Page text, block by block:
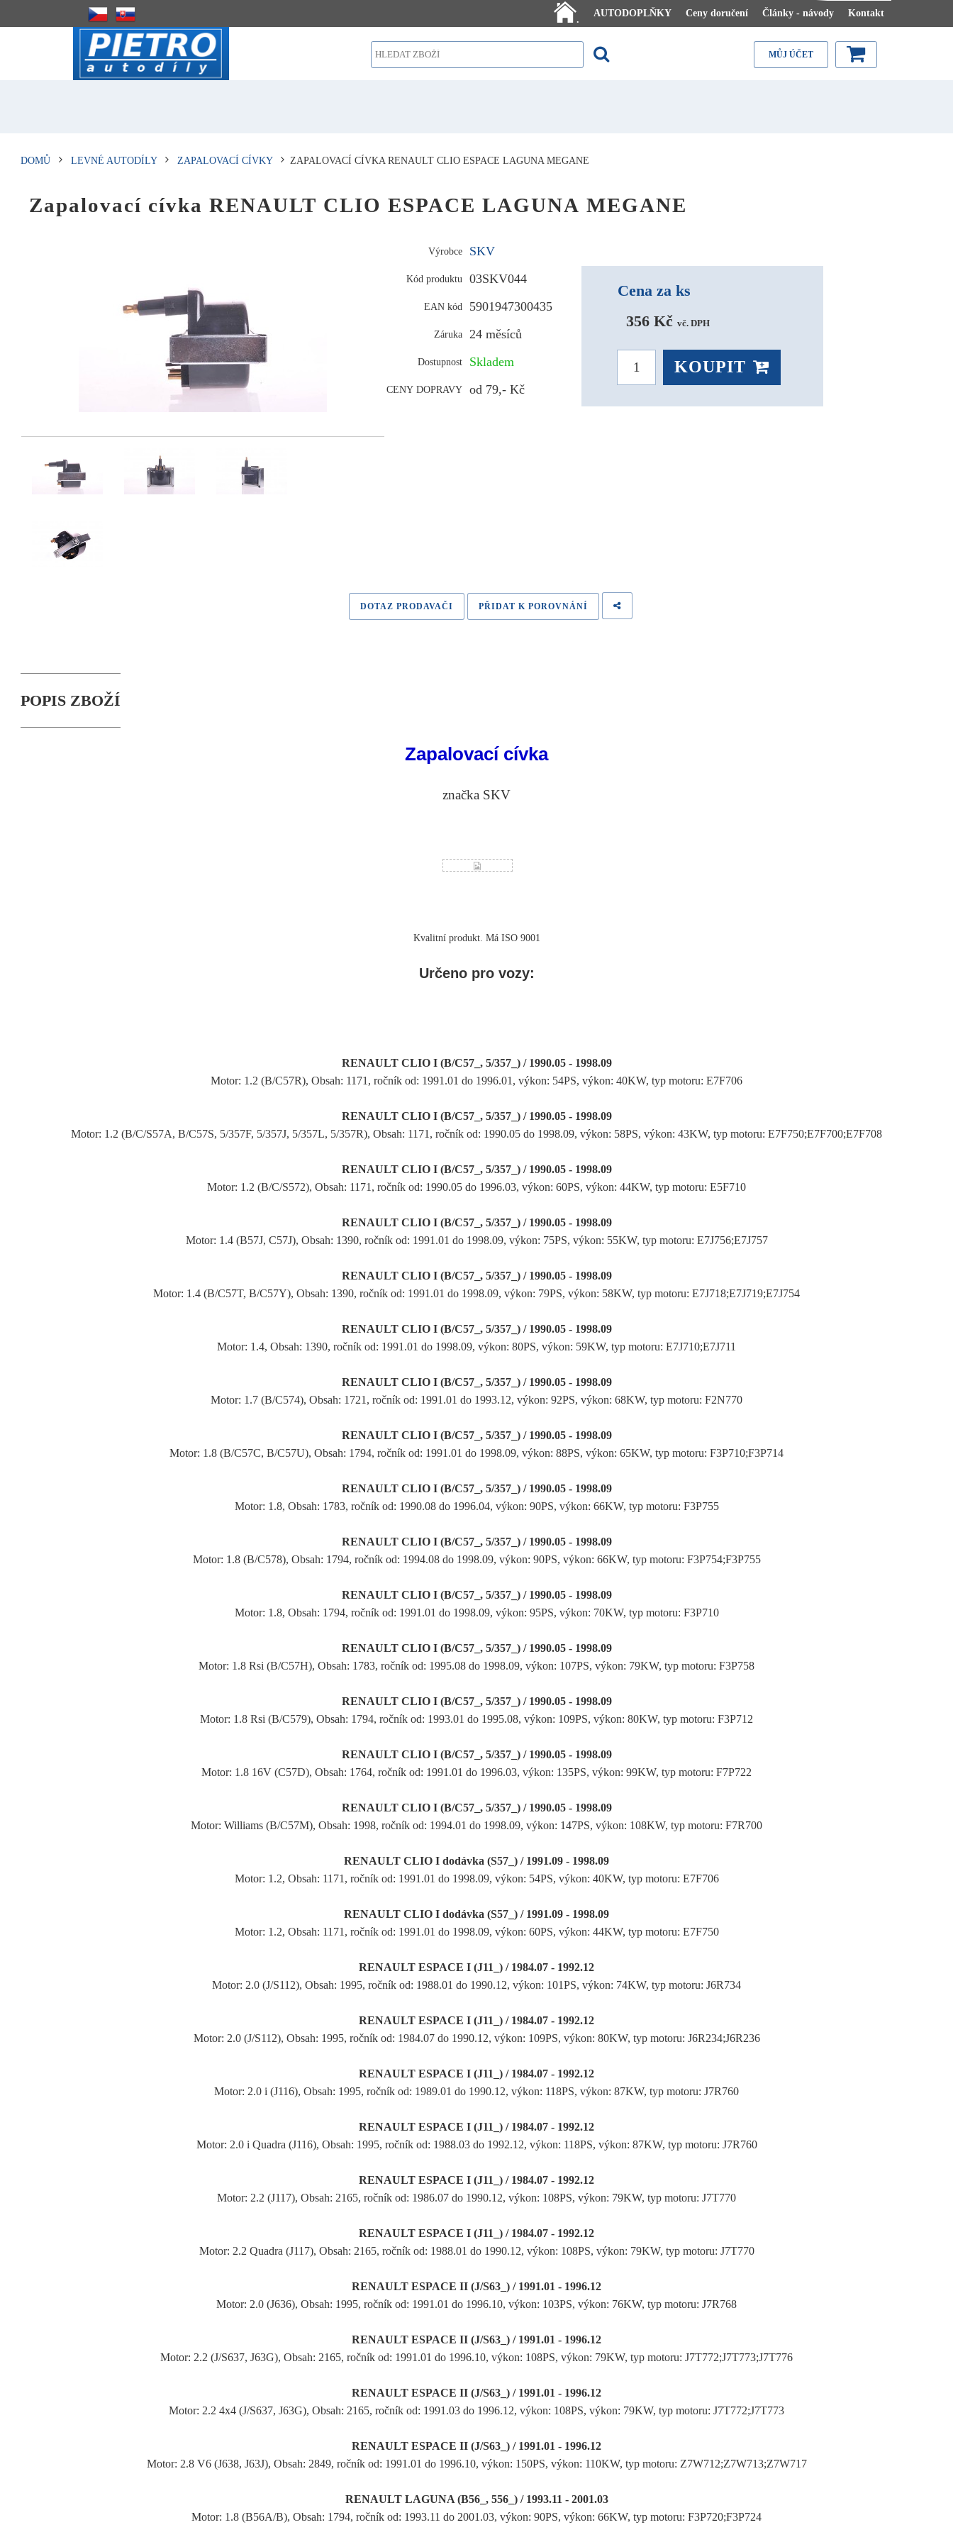
.
AUTODOPLŇKY Ceny doručení Články - návody Kontakt
MŮJ ÚČET
DOMŮ LEVNÉ AUTODÍLY ZAPALOVACÍ CÍVKY ZAPALOVACÍ CÍVKA RENAULT CLIO ESPACE LAGUNA MEGANE
Zapalovací cívka RENAULT CLIO ESPACE LAGUNA MEGANE
Výrobce SKV
Kód produktu 03SKV044
EAN kód 5901947300435
Záruka 24 měsíců
Dostupnost Skladem
CENY DOPRAVY od 79,- Kč
Cena za ks
356 Kč vč. DPH
KOUPIT
DOTAZ PRODAVAČI PŘIDAT K POROVNÁNÍ
POPIS ZBOŽÍ
Zapalovací cívka
značka SKV
Kvalitní produkt. Má ISO 9001
Určeno pro vozy:
RENAULT CLIO I (B/C57_, 5/357_) / 1990.05 - 1998.09
Motor: 1.2 (B/C57R), Obsah: 1171, ročník od: 1991.01 do 1996.01, výkon: 54PS, výkon: 40KW, typ motoru: E7F706
RENAULT CLIO I (B/C57_, 5/357_) / 1990.05 - 1998.09
Motor: 1.2 (B/C/S57A, B/C57S, 5/357F, 5/357J, 5/357L, 5/357R), Obsah: 1171, ročník od: 1990.05 do 1998.09, výkon: 58PS, výkon: 43KW, typ motoru: E7F750;E7F700;E7F708
RENAULT CLIO I (B/C57_, 5/357_) / 1990.05 - 1998.09
Motor: 1.2 (B/C/S572), Obsah: 1171, ročník od: 1990.05 do 1996.03, výkon: 60PS, výkon: 44KW, typ motoru: E5F710
RENAULT CLIO I (B/C57_, 5/357_) / 1990.05 - 1998.09
Motor: 1.4 (B57J, C57J), Obsah: 1390, ročník od: 1991.01 do 1998.09, výkon: 75PS, výkon: 55KW, typ motoru: E7J756;E7J757
RENAULT CLIO I (B/C57_, 5/357_) / 1990.05 - 1998.09
Motor: 1.4 (B/C57T, B/C57Y), Obsah: 1390, ročník od: 1991.01 do 1998.09, výkon: 79PS, výkon: 58KW, typ motoru: E7J718;E7J719;E7J754
RENAULT CLIO I (B/C57_, 5/357_) / 1990.05 - 1998.09
Motor: 1.4, Obsah: 1390, ročník od: 1991.01 do 1998.09, výkon: 80PS, výkon: 59KW, typ motoru: E7J710;E7J711
RENAULT CLIO I (B/C57_, 5/357_) / 1990.05 - 1998.09
Motor: 1.7 (B/C574), Obsah: 1721, ročník od: 1991.01 do 1993.12, výkon: 92PS, výkon: 68KW, typ motoru: F2N770
RENAULT CLIO I (B/C57_, 5/357_) / 1990.05 - 1998.09
Motor: 1.8 (B/C57C, B/C57U), Obsah: 1794, ročník od: 1991.01 do 1998.09, výkon: 88PS, výkon: 65KW, typ motoru: F3P710;F3P714
RENAULT CLIO I (B/C57_, 5/357_) / 1990.05 - 1998.09
Motor: 1.8, Obsah: 1783, ročník od: 1990.08 do 1996.04, výkon: 90PS, výkon: 66KW, typ motoru: F3P755
RENAULT CLIO I (B/C57_, 5/357_) / 1990.05 - 1998.09
Motor: 1.8 (B/C578), Obsah: 1794, ročník od: 1994.08 do 1998.09, výkon: 90PS, výkon: 66KW, typ motoru: F3P754;F3P755
RENAULT CLIO I (B/C57_, 5/357_) / 1990.05 - 1998.09
Motor: 1.8, Obsah: 1794, ročník od: 1991.01 do 1998.09, výkon: 95PS, výkon: 70KW, typ motoru: F3P710
RENAULT CLIO I (B/C57_, 5/357_) / 1990.05 - 1998.09
Motor: 1.8 Rsi (B/C57H), Obsah: 1783, ročník od: 1995.08 do 1998.09, výkon: 107PS, výkon: 79KW, typ motoru: F3P758
RENAULT CLIO I (B/C57_, 5/357_) / 1990.05 - 1998.09
Motor: 1.8 Rsi (B/C579), Obsah: 1794, ročník od: 1993.01 do 1995.08, výkon: 109PS, výkon: 80KW, typ motoru: F3P712
RENAULT CLIO I (B/C57_, 5/357_) / 1990.05 - 1998.09
Motor: 1.8 16V (C57D), Obsah: 1764, ročník od: 1991.01 do 1996.03, výkon: 135PS, výkon: 99KW, typ motoru: F7P722
RENAULT CLIO I (B/C57_, 5/357_) / 1990.05 - 1998.09
Motor: Williams (B/C57M), Obsah: 1998, ročník od: 1994.01 do 1998.09, výkon: 147PS, výkon: 108KW, typ motoru: F7R700
RENAULT CLIO I dodávka (S57_) / 1991.09 - 1998.09
Motor: 1.2, Obsah: 1171, ročník od: 1991.01 do 1998.09, výkon: 54PS, výkon: 40KW, typ motoru: E7F706
RENAULT CLIO I dodávka (S57_) / 1991.09 - 1998.09
Motor: 1.2, Obsah: 1171, ročník od: 1991.01 do 1998.09, výkon: 60PS, výkon: 44KW, typ motoru: E7F750
RENAULT ESPACE I (J11_) / 1984.07 - 1992.12
Motor: 2.0 (J/S112), Obsah: 1995, ročník od: 1988.01 do 1990.12, výkon: 101PS, výkon: 74KW, typ motoru: J6R734
RENAULT ESPACE I (J11_) / 1984.07 - 1992.12
Motor: 2.0 (J/S112), Obsah: 1995, ročník od: 1984.07 do 1990.12, výkon: 109PS, výkon: 80KW, typ motoru: J6R234;J6R236
RENAULT ESPACE I (J11_) / 1984.07 - 1992.12
Motor: 2.0 i (J116), Obsah: 1995, ročník od: 1989.01 do 1990.12, výkon: 118PS, výkon: 87KW, typ motoru: J7R760
RENAULT ESPACE I (J11_) / 1984.07 - 1992.12
Motor: 2.0 i Quadra (J116), Obsah: 1995, ročník od: 1988.03 do 1992.12, výkon: 118PS, výkon: 87KW, typ motoru: J7R760
RENAULT ESPACE I (J11_) / 1984.07 - 1992.12
Motor: 2.2 (J117), Obsah: 2165, ročník od: 1986.07 do 1990.12, výkon: 108PS, výkon: 79KW, typ motoru: J7T770
RENAULT ESPACE I (J11_) / 1984.07 - 1992.12
Motor: 2.2 Quadra (J117), Obsah: 2165, ročník od: 1988.01 do 1990.12, výkon: 108PS, výkon: 79KW, typ motoru: J7T770
RENAULT ESPACE II (J/S63_) / 1991.01 - 1996.12
Motor: 2.0 (J636), Obsah: 1995, ročník od: 1991.01 do 1996.10, výkon: 103PS, výkon: 76KW, typ motoru: J7R768
RENAULT ESPACE II (J/S63_) / 1991.01 - 1996.12
Motor: 2.2 (J/S637, J63G), Obsah: 2165, ročník od: 1991.01 do 1996.10, výkon: 108PS, výkon: 79KW, typ motoru: J7T772;J7T773;J7T776
RENAULT ESPACE II (J/S63_) / 1991.01 - 1996.12
Motor: 2.2 4x4 (J/S637, J63G), Obsah: 2165, ročník od: 1991.03 do 1996.12, výkon: 108PS, výkon: 79KW, typ motoru: J7T772;J7T773
RENAULT ESPACE II (J/S63_) / 1991.01 - 1996.12
Motor: 2.8 V6 (J638, J63J), Obsah: 2849, ročník od: 1991.01 do 1996.10, výkon: 150PS, výkon: 110KW, typ motoru: Z7W712;Z7W713;Z7W717
RENAULT LAGUNA (B56_, 556_) / 1993.11 - 2001.03
Motor: 1.8 (B56A/B), Obsah: 1794, ročník od: 1993.11 do 2001.03, výkon: 90PS, výkon: 66KW, typ motoru: F3P720;F3P724